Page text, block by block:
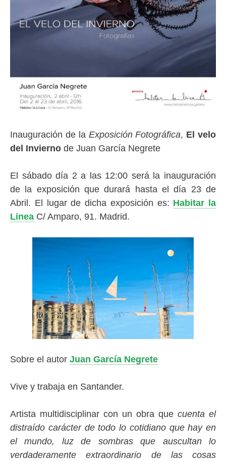
Inauguración de la Exposición Fotográfica, El velo
del Invierno de Juan García Negrete
El sábado día 2 a las 12:00 será la inauguración
de la exposición que durará hasta el día 23 de
Abril. El lugar de dicha exposición es: Habitar la
Linea C/ Amparo, 91. Madrid.
Sobre el autor Juan García Negrete
Vive y trabaja en Santander.
Artista multidisciplinar con un obra que cuenta el
distraído carácter de todo lo cotidiano que hay en
el mundo, luz de sombras que auscultan lo
verdaderamente extraordinario de las cosas